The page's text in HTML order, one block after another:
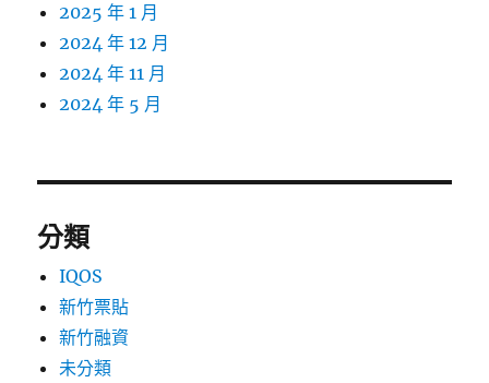
2025 年 1 月
2024 年 12 月
2024 年 11 月
2024 年 5 月
分類
IQOS
新竹票貼
新竹融資
未分類